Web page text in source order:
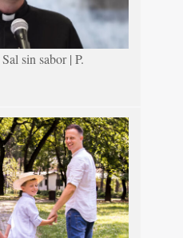
sin sabor | P.